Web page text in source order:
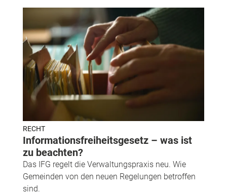
RECHT
Informationsfreiheitsgesetz – was ist
zu beachten?
Das IFG regelt die Verwaltungspraxis neu. Wie
Gemeinden von den neuen Regelungen betroffen
sind.